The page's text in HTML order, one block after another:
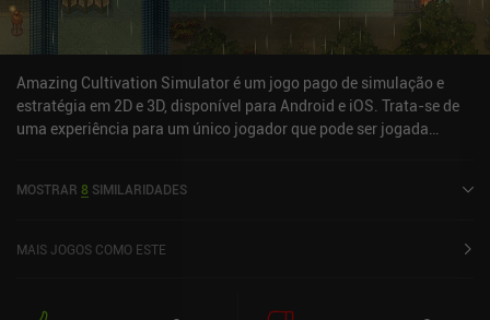
Amazing Cultivation Simulator é um jogo pago de simulação e
estratégia em 2D e 3D, disponível para Android e iOS. Trata-se de
uma experiência para um único jogador que pode ser jogada
Simulator foi lançado em maio de 2025 e tem uma avaliação atual
MOSTRAR 8 SIMILARIDADES
MAIS JOGOS COMO ESTE